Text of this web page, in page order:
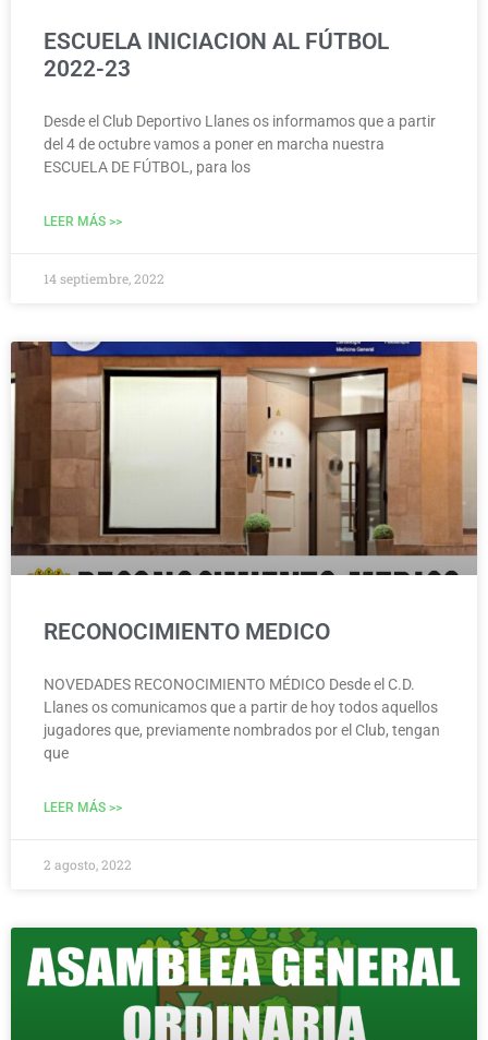
ESCUELA INICIACION AL FÚTBOL
2022-23
Desde el Club Deportivo Llanes os informamos que a partir
del 4 de octubre vamos a poner en marcha nuestra
ESCUELA DE FÚTBOL, para los
LEER MÁS >>
14 septiembre, 2022
RECONOCIMIENTO MEDICO
NOVEDADES RECONOCIMIENTO MÉDICO Desde el C.D.
Llanes os comunicamos que a partir de hoy todos aquellos
jugadores que, previamente nombrados por el Club, tengan
que
LEER MÁS >>
2 agosto, 2022